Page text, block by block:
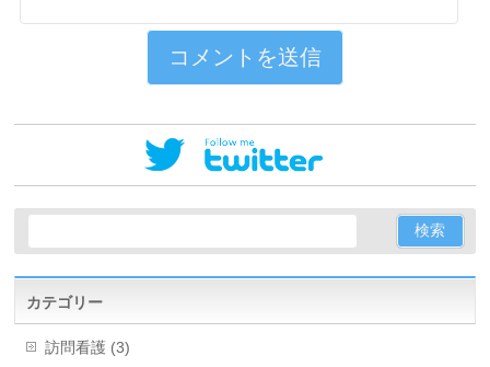
カテゴリー
訪問看護 (3)